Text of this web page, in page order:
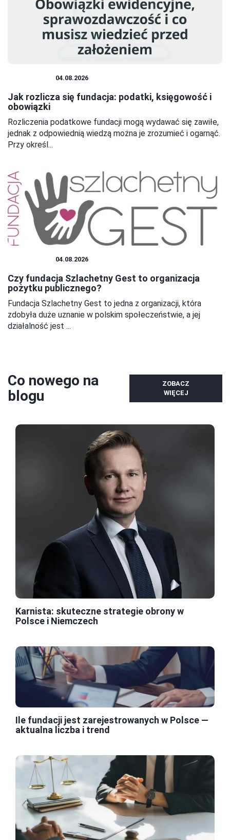
04.08.2026
Jak rozlicza się fundacja: podatki, księgowość i
obowiązki
Rozliczenia podatkowe fundacji mogą wydawać się zawiłe,
jednak z odpowiednią wiedzą można je zrozumieć i ogarnąć.
Przy określ...
04.08.2026
Czy fundacja Szlachetny Gest to organizacja
pożytku publicznego?
Fundacja Szlachetny Gest to jedna z organizacji, która
zdobyła duże uznanie w polskim społeczeństwie, a jej
działalność jest ...
Co nowego na
blogu
ZOBACZ
WIĘCEJ
Karnista: skuteczne strategie obrony w
Polsce i Niemczech
Ile fundacji jest zarejestrowanych w Polsce —
aktualna liczba i trend